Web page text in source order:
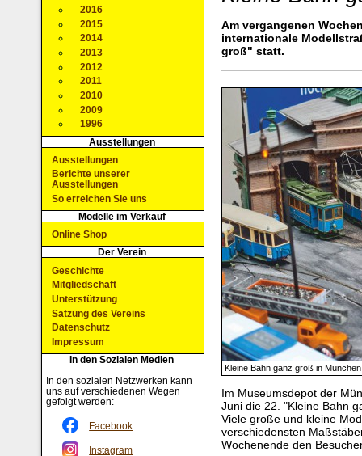
Am vergangenen
internationale
groß" statt.
Kleine Bahn ganz groß in München
Im Museumsdepot der
Juni die 22. "Kleine Bahn
Viele große und kleine
verschiedensten
Wochenende den
2016
2015
2014
2013
2012
2011
2010
2009
1996
Ausstellungen
Ausstellungen
Berichte unserer
Ausstellungen
So erreichen Sie uns
Modelle im Verkauf
Online Shop
Der Verein
Geschichte
Mitgliedschaft
Unterstützung
Satzung des Vereins
Datenschutz
Impressum
In den Sozialen Medien
In den sozialen Netzwerken kann
uns auf verschiedenen Wegen
gefolgt werden:
Facebook
Instagram